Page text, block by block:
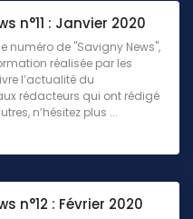
n°11 : Janvier 2020
numéro de "Savigny News",
réalisée par les
l’actualité du
rédacteurs qui ont rédigé
n’hésitez plus ...
n°12 : Février 2020